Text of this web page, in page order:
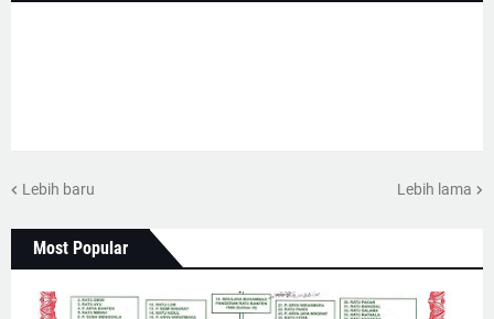
Lebih baru Lebih lama
Most Popular